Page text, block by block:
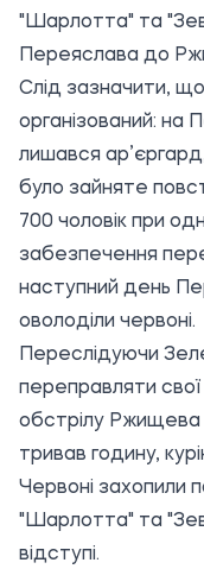
"Шарлотта" та
Переяслава до
Слід зазначити, що
організований: на
лишався
було зайняте
700 чоловік при
забезпечення
наступний день
оволоділи червоні.
Переслідуючи
переправляти
обстрілу
тривав годину,
Червоні захопили
"Шарлотта" та
відступі.